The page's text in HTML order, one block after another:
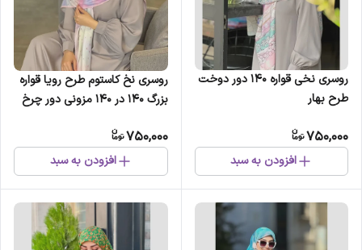
روسری نخی قواره 140 دور دوخت
طرح بهار
750,000
افزودن به سبد
روسری نخ کاستوم طرح رویا قواره
بزرگ 140 در 140 مزونی دور چرخ
750,000
افزودن به سبد